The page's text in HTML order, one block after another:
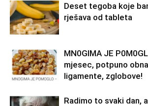
Deset tegoba koje
rješava od tableta
MN0GIMA JE
mjesec, potpuno
ligamente, zglobove!
Radimo to svaki dan,